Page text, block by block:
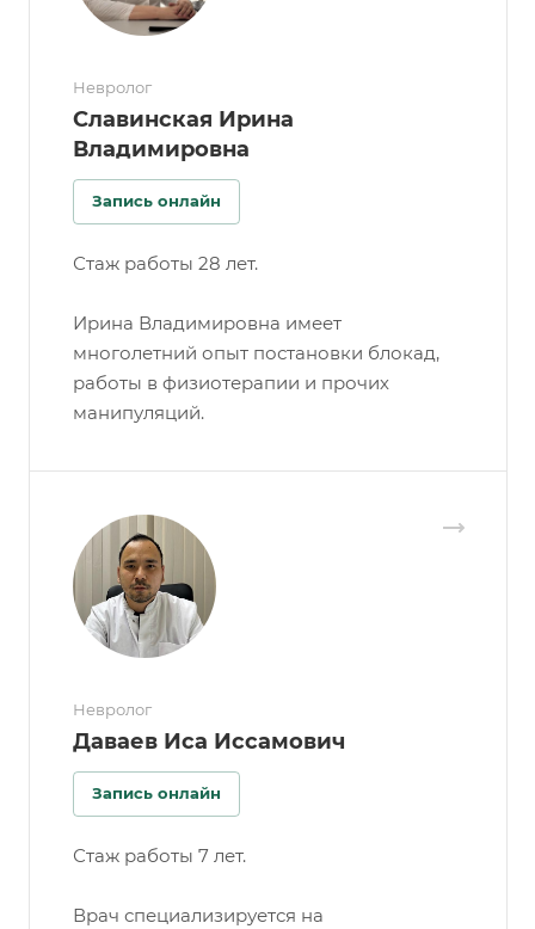
Невролог
Славинская Ирина
Владимировна
Запись онлайн
Стаж работы 28 лет.
Ирина Владимировна имеет
многолетний опыт постановки блокад,
работы в физиотерапии и прочих
манипуляций.
Невролог
Даваев Иса Иссамович
Запись онлайн
Стаж работы 7 лет.
Врач специализируется на